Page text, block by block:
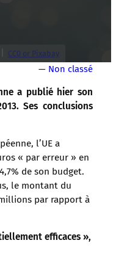
CC0 or Pixabay
— Non classé
a publié hier son
Ses conclusions
l’UE a
« par erreur » en
de son budget.
le montant du
par rapport à
efficaces »,